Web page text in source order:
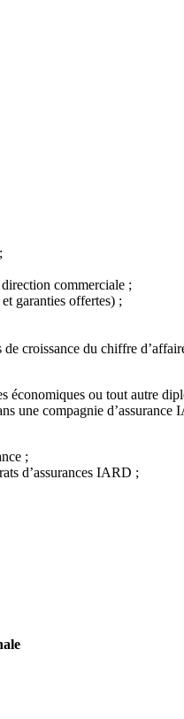
commerciale ;
garanties offertes) ;
croissance du chiffre
économiques ou tout autre
une compagnie d’assurance
;
d’assurances IARD ;